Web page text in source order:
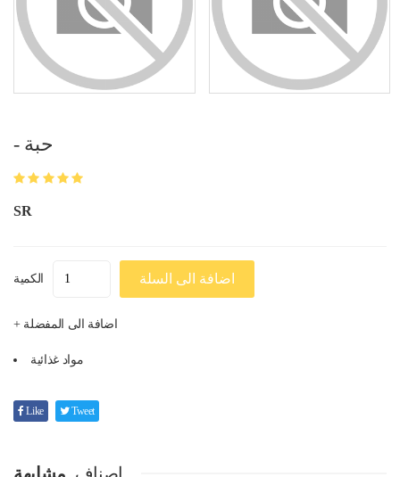
- حبة
SR
الكمية اضافة الى السلة
+ اضافة الى المفضلة
مواد غذائية
Like Tweet